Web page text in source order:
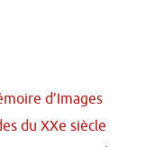
d’Images
du XXe siècle